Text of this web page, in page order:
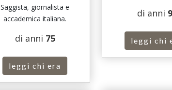
Saggista, giornalista e
accademica italiana.
di anni 75
leggi chi era
di anni
leggi chi